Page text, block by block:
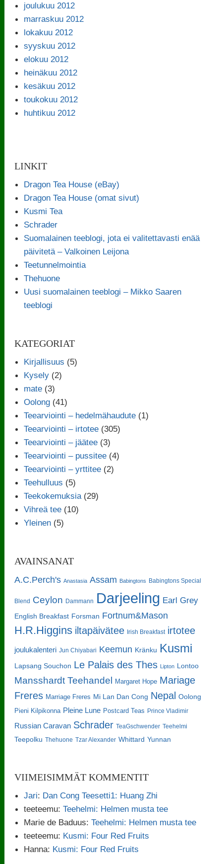
joulukuu 2012
marraskuu 2012
lokakuu 2012
syyskuu 2012
elokuu 2012
heinäkuu 2012
kesäkuu 2012
toukokuu 2012
huhtikuu 2012
LINKIT
Dragon Tea House (eBay)
Dragon Tea House (omat sivut)
Kusmi Tea
Schrader
Suomalainen teeblogi, jota ei valitettavasti enää
päivitetä – Valkoinen Leijona
Teetunnelmointia
Thehuone
Uusi suomalainen teeblogi – Mikko Saaren
teeblogi
KATEGORIAT
Kirjallisuus (5)
Kysely (2)
mate (3)
Oolong (41)
Teearviointi – hedelmähaudute (1)
Teearviointi – irtotee (305)
Teearviointi – jäätee (3)
Teearviointi – pussitee (4)
Teearviointi – yrttitee (2)
Teehulluus (5)
Teekokemuksia(29)
Vihreä tee (10)
Yleinen (5)
AVAINSANAT
A.C.Perch's Anastasia Assam Babingtons Babingtons Special
Blend Ceylon Dammann Darjeeling Earl Grey
English Breakfast Forsman Fortnum&Mason
H.R.Higgins iltapäivätee Irish Breakfast irtotee
joulukalenteri Jun Chiyabari Keemun Kränku Kusmi
Lapsang Souchon Le Palais des Thes Lipton Lontoo
Mansshardt Teehandel Margaret Hope Mariage
Freres Marriage Freres Mi Lan Dan Cong Nepal Oolong
Pieni Kilpikonna Pleine Lune Postcard Teas Prince Vladimir
Russian Caravan Schrader TeaGschwender Teehelmi
Teepolku Thehuone Tzar Alexander Whittard Yunnan
VIIMEISIMMÄT KOMMENTIT
Jari: Dan Cong Teesetti1: Huang Zhi
teeteemu:Teehelmi: Helmen musta tee
Marie de Baduus:Teehelmi: Helmen musta tee
teeteemu: Kusmi: Four Red Fruits
Hanna: Kusmi: Four Red Fruits